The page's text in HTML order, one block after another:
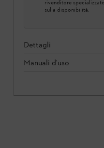
rivenditore
sulla disponibilità.
Dettagli
Manuali d'uso